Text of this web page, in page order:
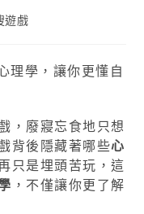
遊戲
，廢寢忘食地只想
背後隱藏著哪些心
只是埋頭苦玩，這
，不僅讓你更了解